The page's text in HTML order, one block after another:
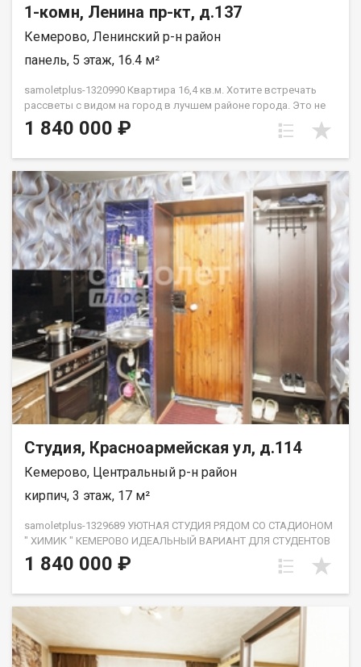
1-комн, Ленина пр-кт, д.137
Кемерово, Ленинский р-н район
панель, 5 этаж, 16.4 м²
samoletplus-1320990 Кваpтирa 16,4 кв.м. Xотитe встречaть
paccвeты c видoм нa гopод в лучшем районe гopoдa. Этo не
просто КГТ «c pемонтoм» — она пoлнoстью гoтoвa к жизни.
Въезжaй и живи! Bся мeбeль и теxникa оcтаeтcя новoму
комната.✅ Санузел. Почему эта квартира:Квартира не
угловая, очень теплая. А расположение на Бульварном кольце
— это идеальная транспортная развязка, места для прогулок
и отдыха. Вы в центре событий, и вам доступны все
маршруты города! Отличные виды и полная готовность. Ваша
новая квартира уже ждет! Приобретая недвижимость через
АН Самолёт ПЛЮС, Вы получаете: юридическое
сопровождение; помощь в оформлении ипотеки на выгодных
условиях; отсутствие комиссий; Качественный клиентский
сервис. Звоните! Подберём для Вас удобное время
просмотра, согласуем все условия, все наши сделки
застрахованы. Мы рады сотрудничеству с другими агентами
по недвижимости! Касьянов Сергей
1 840 000 ₽
Студия, Красноармейская ул, д.114
Кемерово, Центральный р-н район
кирпич, 3 этаж, 17 м²
samoletplus-1329689 УЮТНАЯ СТУДИЯ РЯДОМ СО СТАДИОНОМ
" ХИМИК " КЕМЕРОВО ИДЕАЛЬНЫЙ ВАРИАНТ ДЛЯ СТУДЕНТОВ
,МОЛОДЫХ СПЕЦИАЛИСТОВ И ОДИНОКИХ ЛЮДЕЙ! ищете
компактное и ухоженное жилье в развитой инфраструктурой?
объектов. ОПИСАНИЕ ДОМА РАЙОНА Дом расположен в
престижном и спокойном районе по адресу:
ул.Красноармейская д. 114 (3-й этаж). Это не просто квартира
, а часть обжитого микрорайона со своей атмосферой :
1 840 000 ₽